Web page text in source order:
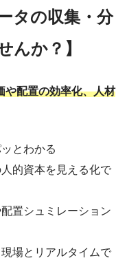
タの収集・分
んか？】
や配置の効率化、人材
とわかる
的資本を見える化で
置シュミレーション
場とリアルタイムで